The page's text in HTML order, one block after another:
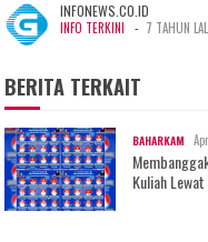
INFONEWS.CO.ID
INFO TERKINI - 7 TAHUN
BERITA TERKAIT
BAHARKAM
Kuliah